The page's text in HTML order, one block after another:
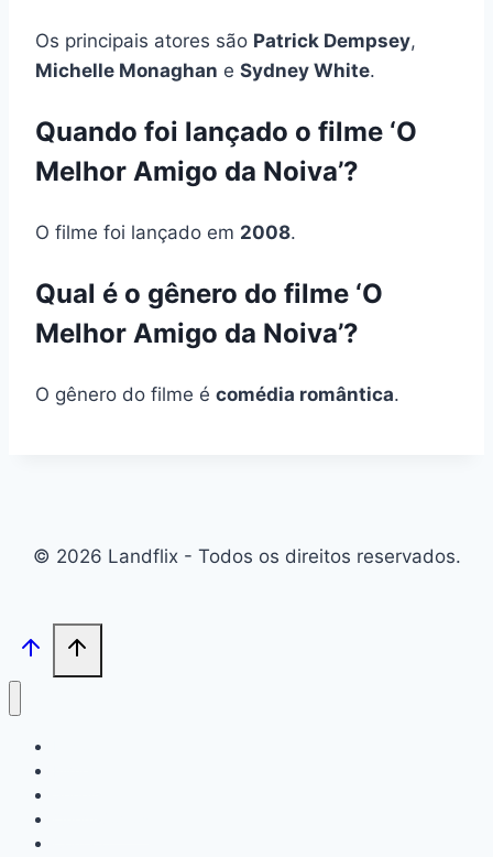
Os principais atores são Patrick Dempsey,
Michelle Monaghan e Sydney White.
Quando foi lançado o filme ‘O
Melhor Amigo da Noiva’?
O filme foi lançado em 2008.
Qual é o gênero do filme ‘O
Melhor Amigo da Noiva’?
O gênero do filme é comédia romântica.
© 2026 Landflix - Todos os direitos reservados.